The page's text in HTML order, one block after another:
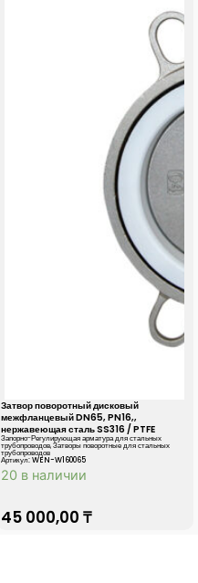
Затвор поворотный дисковый
межфланцевый DN65, PN16,,
нержавеющая сталь SS316 / PTFE
Запорно-Регулирующая арматура для стальных
трубопроводов,Затворы поворотные для стальных
трубопроводов
Артикул: WEN-W160065
20 в наличии
45 000,00 ₸